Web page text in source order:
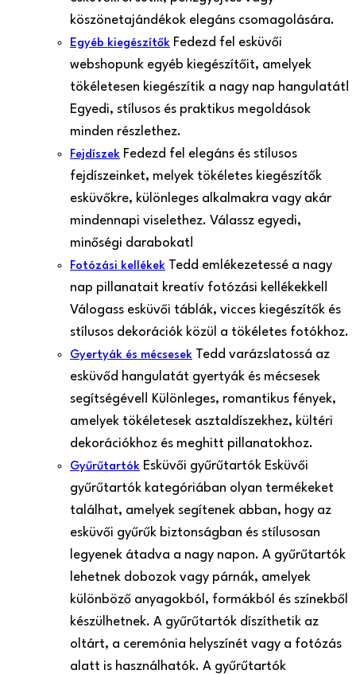
köszönetajándékok elegáns csomagolására.
Egyéb kiegészítők Fedezd fel esküvői
webshopunk egyéb kiegészítőit, amelyek
tökéletesen kiegészítik a nagy nap hangulatát!
Egyedi, stílusos és praktikus megoldások
minden részlethez.
Fejdíszek Fedezd fel elegáns és stílusos
fejdíszeinket, melyek tökéletes kiegészítők
esküvőkre, különleges alkalmakra vagy akár
mindennapi viselethez. Válassz egyedi,
minőségi darabokat!
Fotózási kellékek Tedd emlékezetessé a nagy
nap pillanatait kreatív fotózási kellékekkel!
Válogass esküvői táblák, vicces kiegészítők és
stílusos dekorációk közül a tökéletes fotókhoz.
Gyertyák és mécsesek Tedd varázslatossá az
esküvőd hangulatát gyertyák és mécsesek
segítségével! Különleges, romantikus fények,
amelyek tökéletesek asztaldíszekhez, kültéri
dekorációkhoz és meghitt pillanatokhoz.
Gyűrűtartók Esküvői gyűrűtartók Esküvői
gyűrűtartók kategóriában olyan termékeket
találhat, amelyek segítenek abban, hogy az
esküvői gyűrűk biztonságban és stílusosan
legyenek átadva a nagy napon. A gyűrűtartók
lehetnek dobozok vagy párnák, amelyek
különböző anyagokból, formákból és színekből
készülhetnek. A gyűrűtartók díszíthetik az
oltárt, a ceremónia helyszínét vagy a fotózás
alatt is használhatók. A gyűrűtartók